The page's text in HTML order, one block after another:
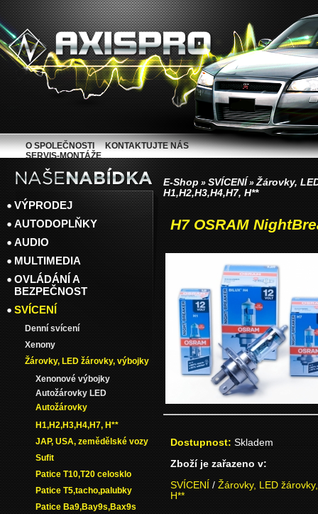
E-Shop » SVÍCENÍ »Žárovky,
H1,H2,H3,H4,H7, H**
H7 OSRAM
Dostupnost: Skladem
Zboží je zařazeno v:
SVÍCENÍ / Žárovky, LED
H**
VÝPRODEJ
AUTODOPLŇKY
AUDIO
MULTIMEDIA
OVLÁDÁNÍ A
BEZPEČNOST
SVÍCENÍ
Denní svícení
Xenony
Žárovky, LED žárovky, výbojky
Xenonové výbojky
Autožárovky LED
Autožárovky
H1,H2,H3,H4,H7, H**
JAP, USA, zemědělské vozy
Sufit
Patice T10,T20 celosklo
Patice T5,tacho,palubky
Patice Ba9,Bay9s,Bax9s
O SPOLEČNOSTI
KONTAKTUJTE NÁS
SERVIS-MONTÁŽE